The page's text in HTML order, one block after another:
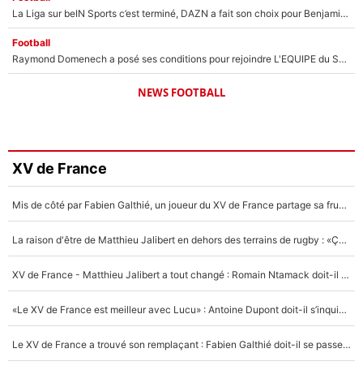
La Liga sur beIN Sports c’est terminé, DAZN a fait son choix pour Benjamin Da Silva et Omar Da Fonseca !
Football
Raymond Domenech a posé ses conditions pour rejoindre L'EQUIPE du Soir : Il refuse de faire l'émission avec un autre chroniqueur !
NEWS FOOTBALL
XV de France
Mis de côté par Fabien Galthié, un joueur du XV de France partage sa frustration : «ils ne me l’ont pas dit tout de suite»
La raison d'être de Matthieu Jalibert en dehors des terrains de rugby : «Ça m'atteint autant que si tu touches à un membre de ma famille»
XV de France - Matthieu Jalibert a tout changé : Romain Ntamack doit-il s’inquiéter pour sa place à un an de la Coupe du monde ?
«Le XV de France est meilleur avec Lucu» : Antoine Dupont doit-il s’inquiéter pour sa place ?
Le XV de France a trouvé son remplaçant : Fabien Galthié doit-il se passer d'Antoine Dupont ?